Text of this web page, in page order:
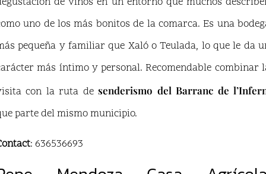
uno de los más bonitos de la comarca. Es una
pequeña y familiar que Xaló o Teulada, lo que le da
más íntimo y personal. Recomendable combinar
con la ruta desenderismo del Barranc de
parte del mismo municipio.
: 636536693